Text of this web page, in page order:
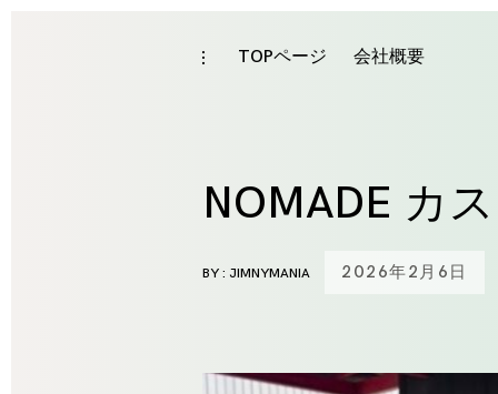
to
toggleTOPページ 会社概要
NOMADE カ
BY : JIMNYMANIA 2026年2月6日